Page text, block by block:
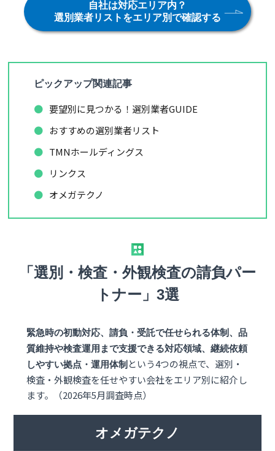
自社は対応エリア内？
選別業者リストをエリア別で確認する
ピックアップ関連記事
要望別に見つかる！選別業者GUIDE
おすすめの選別業者リスト
TMNホールディングス
リンクス
オメガテクノ
「選別・検査・外観検査の請負パー
トナー」3選
緊急時の初動対応、請負・受託で任せられる体制、品
質維持や検査運用まで支援できる対応領域、継続依頼
しやすい拠点・運用体制という4つの視点で、選別・
検査・外観検査を任せやすい会社をエリア別に紹介し
ます。（2026年5月調査時点）
オメガテクノ